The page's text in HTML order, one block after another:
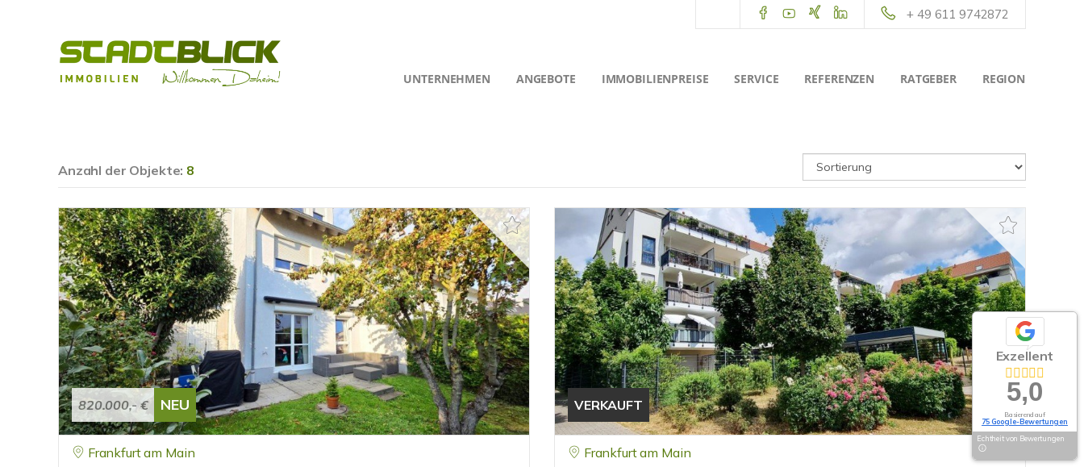
+ 49 611 9742872
UNTERNEHMEN ANGEBOTE IMMOBILIENPREISE SERVICE REFERENZEN RATGEBER REGION
Anzahl der Objekte: 8
820.000,- € NEU
Frankfurt am Main
VERKAUFT
Frankfurt am Main
Exzellent
5,0
Basierend auf
75 Google-Bewertungen
Echtheit von Bewertungen